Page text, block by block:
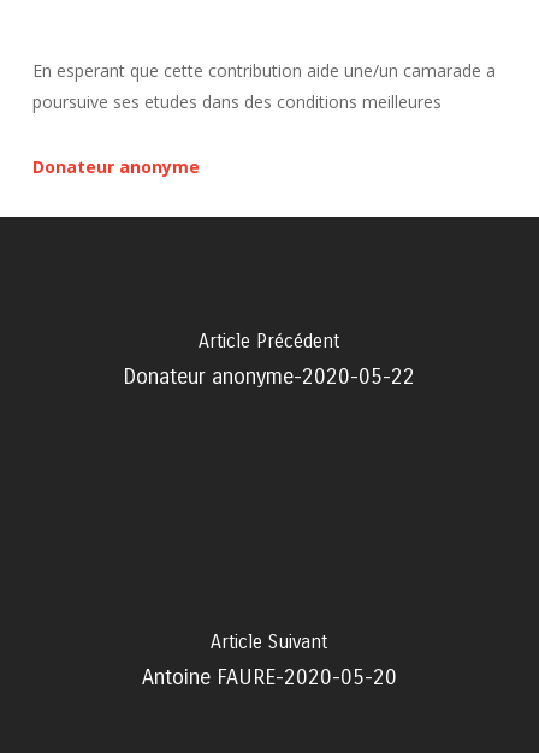
En esperant que cette contribution aide une/un camarade a
poursuive ses etudes dans des conditions meilleures
Donateur anonyme
Article Précédent
Donateur anonyme-2020-05-22
Article Suivant
Antoine FAURE-2020-05-20